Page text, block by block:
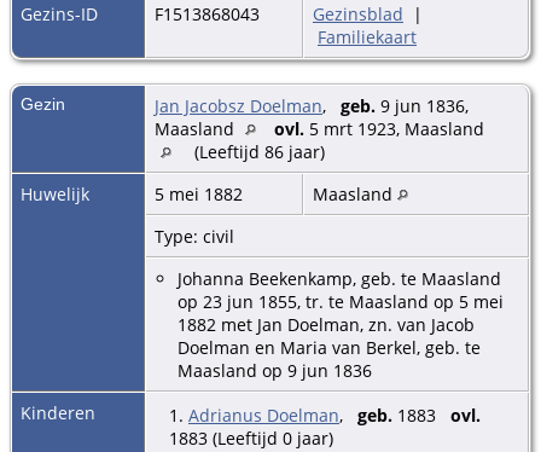
Gezins-ID
F1513868043 Gezinsblad |
Familiekaart
Gezin Jan Jacobsz Doelman, geb. 9 jun 1836,
Maasland
ovl. 5 mrt 1923, Maasland
(Leeftijd 86 jaar)
Huwelijk
5 mei 1882
Maasland
Type: civil
Johanna Beekenkamp, geb. te Maasland
op 23 jun 1855, tr. te Maasland op 5 mei
1882 met Jan Doelman, zn. van Jacob
Doelman en Maria van Berkel, geb. te
Maasland op 9 jun 1836
Kinderen
1. Adrianus Doelman, geb. 1883 ovl.
1883 (Leeftijd 0 jaar)